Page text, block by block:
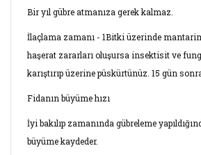
Bir yıl gübre atmanıza gerek kalmaz.
İlaçlama zamanı - 1Bitki üzerinde
haşerat zararları oluşursa insektisit ve
karıştırıp üzerine püskürtünüz. 15 gün
Fidanın büyüme hızı
İyi bakılıp zamanında gübreleme
büyüme kaydeder.